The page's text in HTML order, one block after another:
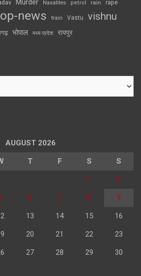
Murder Naxalites petrol rain rape
news train Vastu vishnu
भोपाल मध्य प्रदेश रायपुर
AUGUST 2026
T F S S
1 2
6 7 8 9
13 14 15 16
20 21 22 23
27 28 29 30